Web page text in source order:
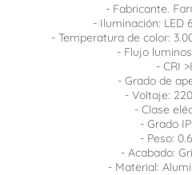
- Fabricante.
- Iluminación: LED
- Temperatura de color:
- Flujo
- CRI
- Grado de
- Voltaje:
- Clase
- Grado IP:
- Peso:
- Acabado:
- Material: